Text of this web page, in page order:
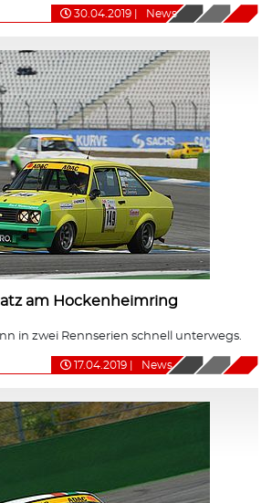
30.04.2019 News
am Hockenheimring
in zwei Rennserien schnell unterwegs.
17.04.2019 News